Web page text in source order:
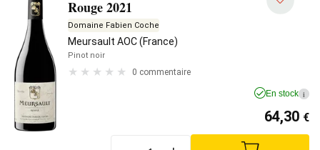
Rouge 2021
Domaine Fabien Coche
Meursault AOC (France)
Pinot noir
0 commentaire
En stock i
64,30 €